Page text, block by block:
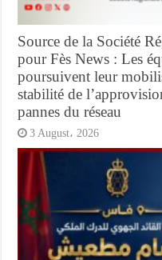
Source de la Société
pour Fès News : Les
poursuivent leur
stabilité de
pannes du réseau
3 August، 2026